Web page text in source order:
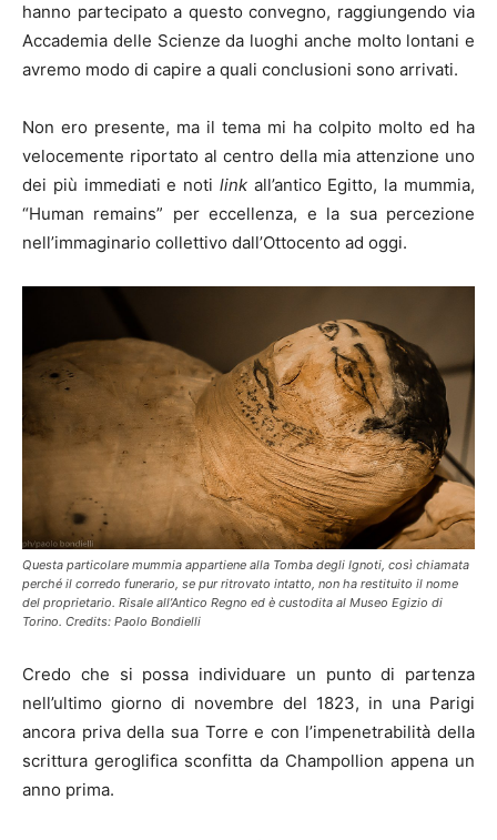
hanno partecipato a questo convegno, raggiungendo via
Accademia delle Scienze da luoghi anche molto lontani e
avremo modo di capire a quali conclusioni sono arrivati.
Non ero presente, ma il tema mi ha colpito molto ed ha
velocemente riportato al centro della mia attenzione uno
dei più immediati e noti linkall’antico Egitto, la mummia,
“Human remains” per eccellenza, e la sua percezione
nell’immaginario collettivo dall’Ottocento ad oggi.
Questa particolare mummia appartiene alla Tomba degli Ignoti, così chiamata
perché il corredo funerario, se pur ritrovato intatto, non ha restituito il nome
del proprietario. Risale all’Antico Regno ed è custodita al Museo Egizio di
Torino. Credits: Paolo Bondielli
Credo che si possa individuare un punto di partenza
nell’ultimo giorno di novembre del 1823, in una Parigi
ancora priva della sua Torre e con l’impenetrabilità della
scrittura geroglifica sconfitta da Champollion appena un
anno prima.